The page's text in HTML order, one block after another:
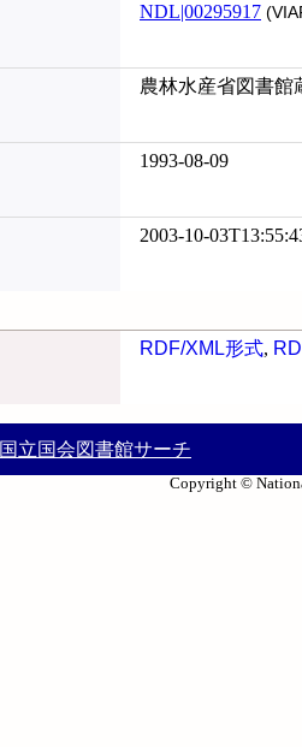
NDL|00295917
農林水産省図書館
1993-08-09
2003-10-
RDF/XML形式,
国立国会図書館サーチ
Copyright ©